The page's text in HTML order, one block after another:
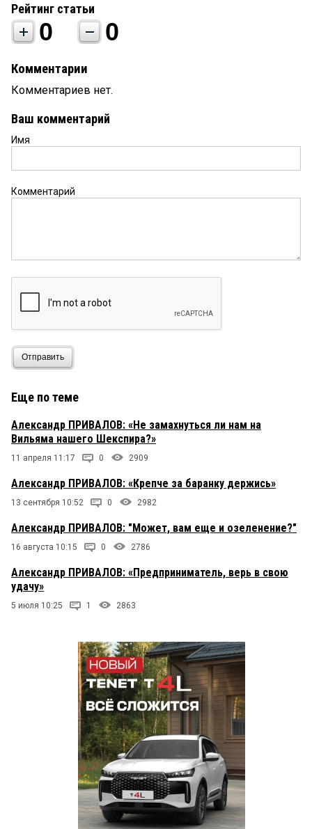
Рейтинг статьи
0 0
Комментарии
Комментариев нет.
Ваш комментарий
Имя
Комментарий
Отправить
Еще по теме
Александр ПРИВАЛОВ: «Не замахнуться ли нам на
Вильяма нашего Шекспира?»
11 апреля 11:17 0 2909
Александр ПРИВАЛОВ: «Крепче за баранку держись»
13 сентября 10:52 0 2982
Александр ПРИВАЛОВ: "Может, вам еще и озеленение?"
16 августа 10:15 0 2786
Александр ПРИВАЛОВ: «Предприниматель, верь в свою
удачу»
5 июля 10:25 1 2863